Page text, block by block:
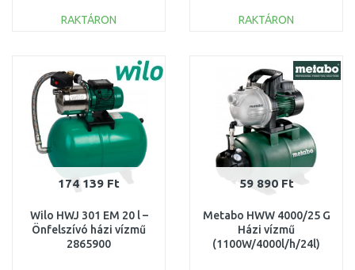
RAKTÁRON
Összehasonlítás
RAKTÁRON
Összehasonlítás
174 139 Ft
Wilo HWJ 301 EM 20 l –
Önfelszívó házi vízmű
2865900
59 890 Ft
Metabo HWW 4000/25 G
Házi vízmű
(1100W/4000l/h/24l)